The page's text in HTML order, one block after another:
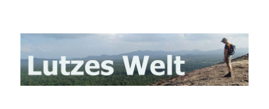
Lutzes- Welt Blog